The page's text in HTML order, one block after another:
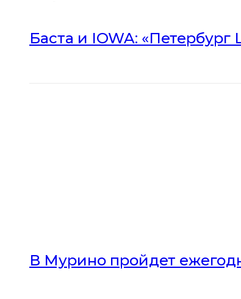
Баста и IOWA:
В Мурино пройдет